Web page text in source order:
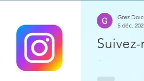
Vous
Grez
5 déc.